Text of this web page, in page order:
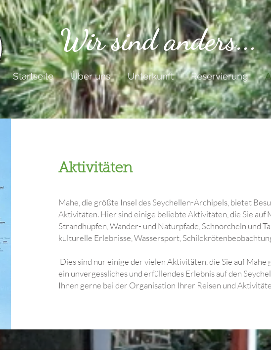
Wir sind anders...
Startseite Über uns Unterkunft Reservierung
Aktivitäten
Mahe, die größte Insel des Seychellen-Archipels, bietet
Aktivitäten. Hier sind einige beliebte Aktivitäten, die Sie auf
Strandhüpfen, Wander- und Naturpfade, Schnorcheln und
kulturelle Erlebnisse, Wassersport,
Dies sind nur einige der vielen Aktivitäten, die Sie auf Mahe
ein unvergessliches und erfüllendes Erlebnis auf den
Ihnen gerne bei der Organisation Ihrer Reisen und